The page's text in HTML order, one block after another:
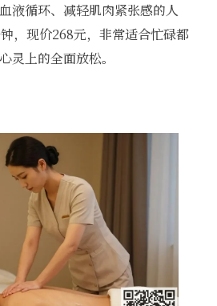
液循环、减轻肌肉紧张感的人
，现价268元，非常适合忙碌都
灵上的全面放松。